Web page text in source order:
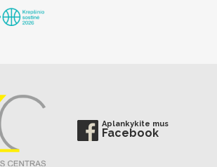
Aplankykite mus
Facebook